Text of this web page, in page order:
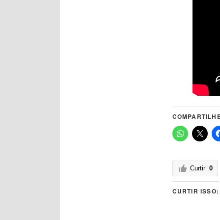
Curtir 0
CURTIR ISSO: